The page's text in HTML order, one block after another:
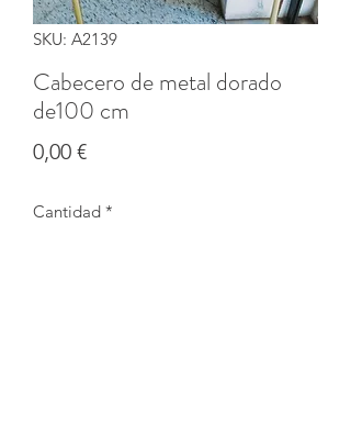
SKU: A2139
Cabecero de metal dorado
de100 cm
0,00 €Precio
Cantidad *